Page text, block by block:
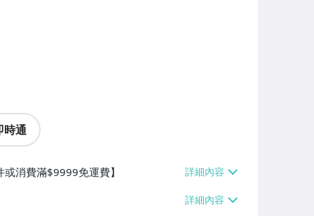
時通
消費滿$9999免運費】